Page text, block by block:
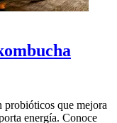
probióticos que mejora
energía. Conoce